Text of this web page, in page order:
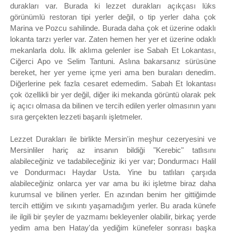
durakları var. Burada ki lezzet durakları açıkçası lüks
görünümlü restoran tipi yerler değil, o tip yerler daha çok
Marina ve Pozcu sahilinde. Burada daha çok et üzerine odaklı
lokanta tarzı yerler var. Zaten hemen her yer et üzerine odaklı
mekanlarla dolu. İlk aklıma gelenler ise Sabah Et Lokantası,
Ciğerci Apo ve Selim Tantuni. Aslına bakarsanız sürüsüne
bereket, her yer yeme içme yeri ama ben buraları denedim.
Diğerlerine pek fazla cesaret edemedim. Sabah Et lokantası
çok özellikli bir yer değil, diğer iki mekanda görüntü olarak pek
iç açıcı olmasa da bilinen ve tercih edilen yerler olmasının yanı
sıra gerçekten lezzeti başarılı işletmeler.
Lezzet Durakları ile birlikte Mersin'in meşhur cezeryesini ve
Mersinliler hariç az insanın bildiği "Kerebic" tatlısını
alabileceğiniz ve tadabileceğiniz iki yer var; Dondurmacı Halil
ve Dondurmacı Haydar Usta. Yine bu tatlıları çarşıda
alabileceğiniz onlarca yer var ama bu iki işletme biraz daha
kurumsal ve bilinen yerler. En azından benim her gittiğimde
tercih ettiğim ve sıkıntı yaşamadığım yerler. Bu arada künefe
ile ilgili bir şeyler de yazmamı bekleyenler olabilir, birkaç yerde
yedim ama ben Hatay'da yediğim künefeler sonrası başka